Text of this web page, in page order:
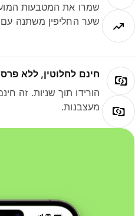
שמרו את המטבעות
שער החליפין משתנה עם
חינם לחלוטין, ללא
הורידו תוך שניות. זה
מעצבנות.